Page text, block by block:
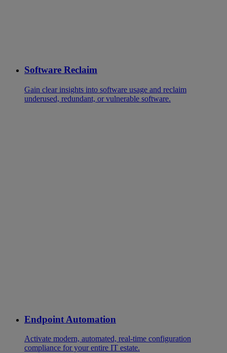
Software Reclaim
Gain clear insights into software usage and reclaim
underused, redundant, or vulnerable software.
Endpoint Automation
Activate modern, automated, real-time configuration
compliance for your entire IT estate.